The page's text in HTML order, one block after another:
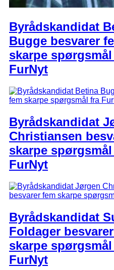
Byrådskandidat
Bugge besvarer
skarpe
FurNyt
Byrådskandidat
Christiansen
skarpe
FurNyt
Byrådskandidat
Foldager
skarpe
FurNyt